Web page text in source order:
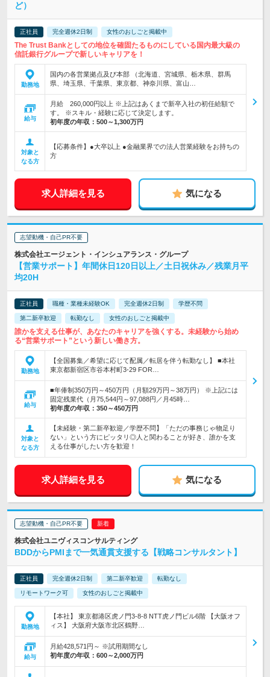
ど）
正社員 完全週休2日制 女性のおしごと掲載中
The Trust Bankとしての地位を確固たるものにしている国内最大級の
信託銀行グループで新しいキャリアを！
勤務地
国内の各営業拠点及び本部 （北海道、宮城県、栃木県、群馬
県、埼玉県、千葉県、東京都、神奈川県、富山…
給与
月給 260,000円以上 ※上記はあくまで新卒入社の初任給額で
す。 ※スキル・経験に応じて決定します。
初年度の年収： 500～1,300万円
対象と
なる方
【応募条件】●大卒以上 ●金融業界での法人営業経験をお持ちの
方
求人詳細を見る 気になる
志望動機・自己PR不要
株式会社エージェント・インシュアランス・グループ
【営業サポート】年間休日120日以上／土日祝休み／残業月平
均20H
正社員 職種・業種未経験OK 完全週休2日制 学歴不問
第二新卒歓迎 転勤なし 女性のおしごと掲載中
誰かを支える仕事が、あなたのキャリアを強くする。未経験から始め
る“営業サポート”という新しい働き方。
勤務地
【全国募集／希望に応じて配属／転居を伴う転勤なし】 ■本社
東京都新宿区市谷本村町3-29 FOR…
給与
■年俸制350万円～450万円（月額29万円～38万円） ※上記には
固定残業代（月75,544円～97,088円／月45時…
初年度の年収： 350～450万円
対象と
なる方
【未経験・第二新卒歓迎／学歴不問】「ただの事務じゃ物足り
ない」という方にピッタリ◎人と関わることが好き、誰かを支
える仕事がしたい方を歓迎！
求人詳細を見る 気になる
志望動機・自己PR不要
株式会社ユニヴィスコンサルティング
BDDからPMIまで一気通貫支援する【戦略コンサルタント】
正社員 完全週休2日制 第二新卒歓迎 転勤なし
リモートワーク可 女性のおしごと掲載中
勤務地
【本社】 東京都港区虎ノ門3-8-8 NTT虎ノ門ビル6階 【大阪オフ
ィス】 大阪府大阪市北区鶴野…
給与
月給428,571円～ ※試用期間なし
初年度の年収： 600～2,000万円